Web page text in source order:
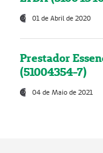
01 de Abril de 2020
Prestador
(51004354-7)
04 de Maio de 2021